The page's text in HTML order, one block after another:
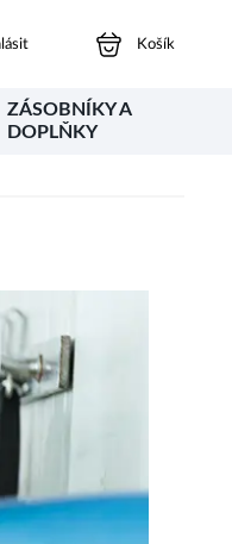
Košík
ZÁSOBNÍKY A
DOPLŇKY